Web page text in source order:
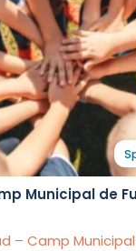
Municipal de
– Camp